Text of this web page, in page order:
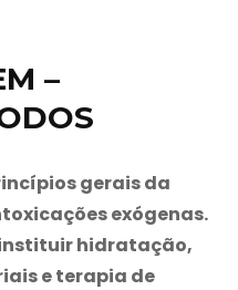
–
gerais da
exógenas.
hidratação,
e terapia de